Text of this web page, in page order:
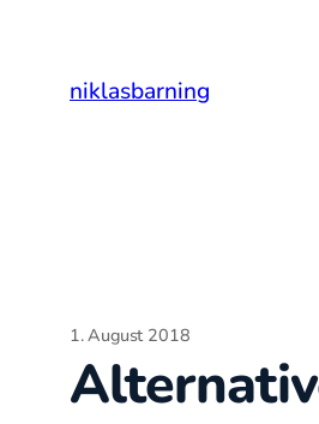
springenniklasbarning
1. August 2018